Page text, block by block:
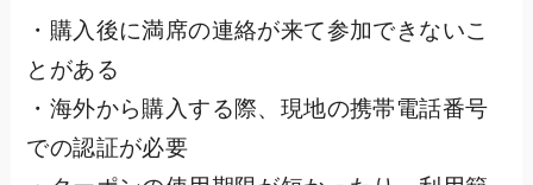
・購入後に満席の連絡が来て参加できないこ
とがある
・海外から購入する際、現地の携帯電話番号
での認証が必要